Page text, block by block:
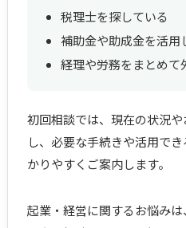
税理士を探している
補助金や助成金を活用
経理や労務をまとめて
初回相談では、現在の状況
し、必要な手続きや活用で
かりやすくご案内します。
起業・経営に関するお悩み